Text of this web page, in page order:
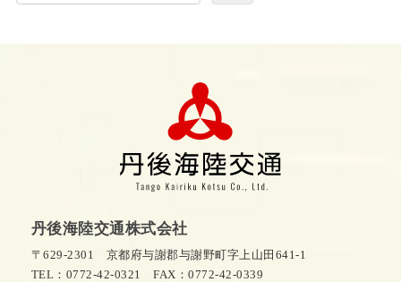
丹後海陸交通株式会社
〒629-2301 京都府与謝郡与謝野町字上山田641-1
TEL：0772-42-0321
FAX：0772-42-0339